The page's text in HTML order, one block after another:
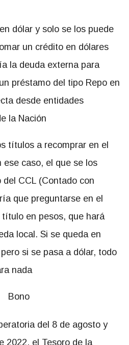
dólar y solo se los puede
un crédito en dólares
la deuda externa para
préstamo del tipo Repo en
desde entidades
la Nación
títulos a recomprar en el
ese caso, el que se los
CCL (Contado con
que preguntarse en el
en pesos, que hará
local. Si se queda en
si se pasa a dólar, todo
nada
del 8 de agosto y
2022, el Tesoro de la